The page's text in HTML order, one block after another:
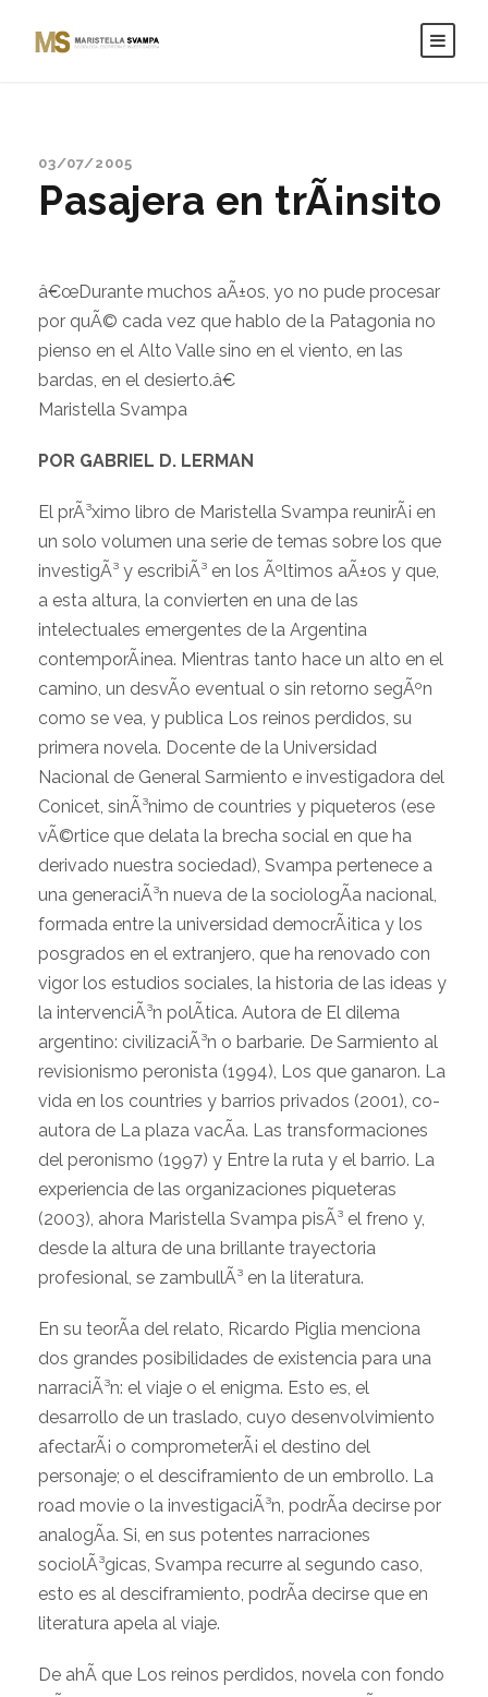
03/07/2005
Pasajera en trÃ¡nsito
â€œDurante muchos aÃ±os, yo no pude procesar
por quÃ© cada vez que hablo de la Patagonia no
pienso en el Alto Valle sino en el viento, en las
bardas, en el desierto.â€
Maristella Svampa
POR GABRIEL D. LERMAN
El prÃ³ximo libro de Maristella Svampa reunirÃ¡ en
un solo volumen una serie de temas sobre los que
investigÃ³ y escribiÃ³ en los Ãºltimos aÃ±os y que,
a esta altura, la convierten en una de las
intelectuales emergentes de la Argentina
contemporÃ¡nea. Mientras tanto hace un alto en el
camino, un desvÃ­o eventual o sin retorno segÃºn
como se vea, y publica Los reinos perdidos, su
primera novela. Docente de la Universidad
Nacional de General Sarmiento e investigadora del
Conicet, sinÃ³nimo de countries y piqueteros (ese
vÃ©rtice que delata la brecha social en que ha
derivado nuestra sociedad), Svampa pertenece a
una generaciÃ³n nueva de la sociologÃ­a nacional,
formada entre la universidad democrÃ¡tica y los
posgrados en el extranjero, que ha renovado con
vigor los estudios sociales, la historia de las ideas y
la intervenciÃ³n polÃ­tica. Autora de El dilema
argentino: civilizaciÃ³n o barbarie. De Sarmiento al
revisionismo peronista (1994), Los que ganaron. La
vida en los countries y barrios privados (2001), co-
autora de La plaza vacÃ­a. Las transformaciones
del peronismo (1997) y Entre la ruta y el barrio. La
experiencia de las organizaciones piqueteras
(2003), ahora Maristella Svampa pisÃ³ el freno y,
desde la altura de una brillante trayectoria
profesional, se zambullÃ³ en la literatura.
En su teorÃ­a del relato, Ricardo Piglia menciona
dos grandes posibilidades de existencia para una
narraciÃ³n: el viaje o el enigma. Esto es, el
desarrollo de un traslado, cuyo desenvolvimiento
afectarÃ¡ o comprometerÃ¡ el destino del
personaje; o el desciframiento de un embrollo. La
road movie o la investigaciÃ³n, podrÃ­a decirse por
analogÃ­a. Si, en sus potentes narraciones
sociolÃ³gicas, Svampa recurre al segundo caso,
esto es al desciframiento, podrÃ­a decirse que en
literatura apela al viaje.
De ahÃ­ que Los reinos perdidos, novela con fondo